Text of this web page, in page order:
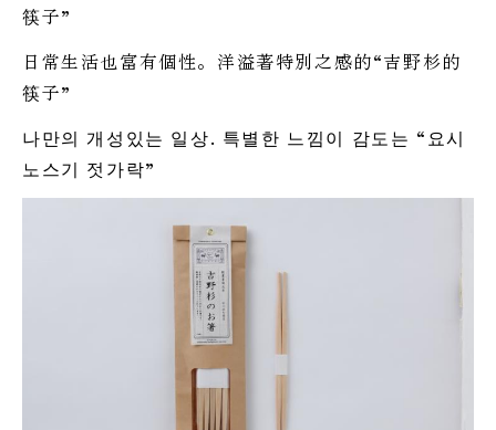
筷子”
日常生活也富有個性。洋溢著特別之感的“吉野杉的
筷子”
나만의 개성있는 일상. 특별한 느낌이 감도는 “요시
노스기 젓가락”